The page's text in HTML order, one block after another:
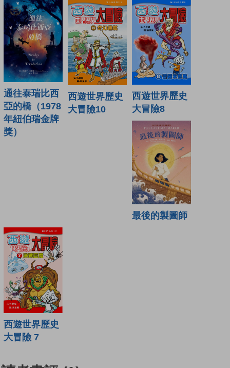
通往泰瑞比西
亞的橋（1978
年紐伯瑞金牌
獎）
西遊世界歷史
大冒險10
西遊世界歷史
大冒險8
最後的製圖師
西遊世界歷史
大冒險 7